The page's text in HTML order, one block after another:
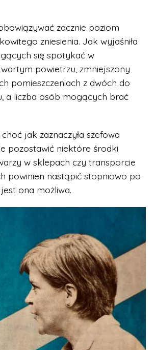
zacznie poziom
zniesienia. Jak wyjaśniła
się spotykać w
powietrzu, zmniejszony
pomieszczeniach z dwóch do
a liczba osób mogących brać
jak zaznaczyła szefowa
pozostawić niektóre środki
w sklepach czy transporcie
powinien nastąpić stopniowo po
ona możliwa.